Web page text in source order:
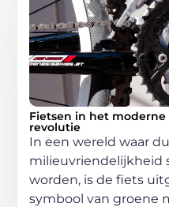
Fietsen in het
revolutie
In een wereld waar
milieuvriendelijkheid
worden, is de fiets
symbool van groene